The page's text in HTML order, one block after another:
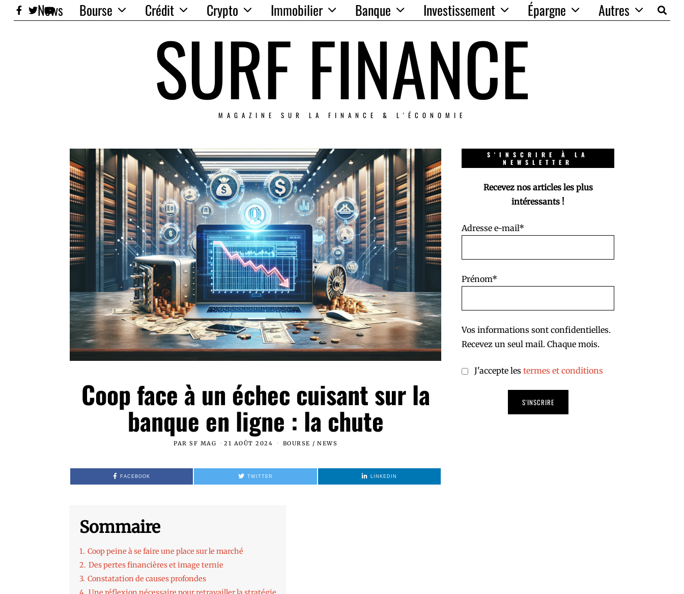
News Bourse Crédit Crypto Immobilier Banque Investissement Épargne Autres
SURF FINANCE
MAGAZINE SUR LA FINANCE & L'ÉCONOMIE
Coop face à un échec cuisant sur la
banque en ligne : la chute
PAR SF MAG 21 AOÛT 2024 BOURSE / NEWS
FACEBOOK TWITTER LINKEDIN
Sommaire
1. Coop peine à se faire une place sur le marché
2. Des pertes financières et image ternie
3. Constatation de causes profondes
S'INSCRIRE À LA
NEWSLETTER
Recevez nos articles les plus
intéressants !
Adresse e-mail*
Prénom*
Vos informations sont confidentielles.
Recevez un seul mail. Chaque mois.
J'accepte les termes et conditions